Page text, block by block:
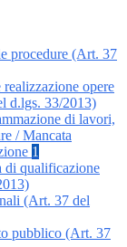
procedure (Art. 37
opere
d.lgs. 33/2013)
di lavori,
/ Mancata
1
di qualificazione
(Art. 37 del
pubblico (Art. 37